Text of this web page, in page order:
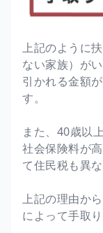
上記のように
ない家族）が
引かれる金額
す。
また、40歳以
社会保険料が
て住民税も異な
上記の理由か
によって手取